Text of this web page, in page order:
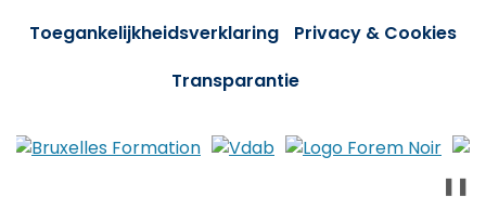
Toegankelijkheidsverklaring
Privacy & Cookies
Transparantie
❚❚